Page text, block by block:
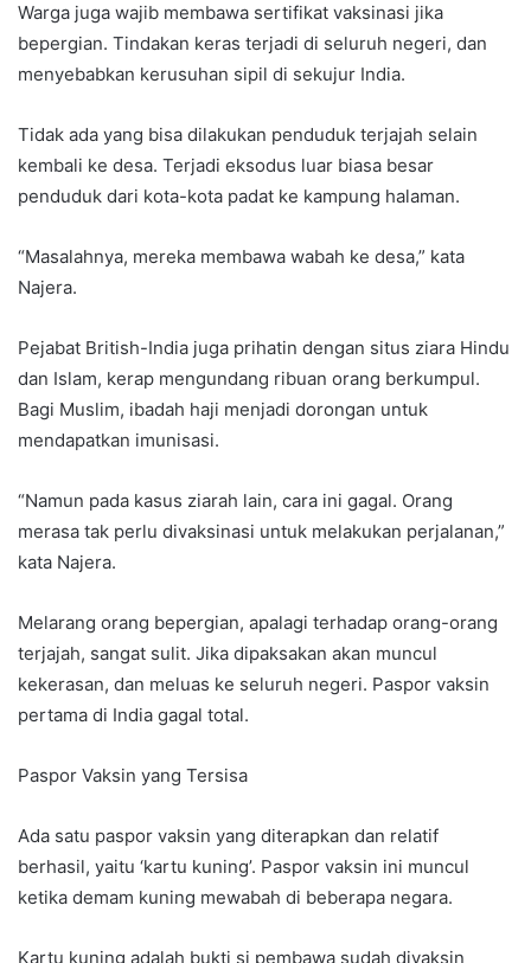
Warga juga wajib membawa sertifikat vaksinasi jika
bepergian. Tindakan keras terjadi di seluruh negeri, dan
menyebabkan kerusuhan sipil di sekujur India.
Tidak ada yang bisa dilakukan penduduk terjajah selain
kembali ke desa. Terjadi eksodus luar biasa besar
penduduk dari kota-kota padat ke kampung halaman.
“Masalahnya, mereka membawa wabah ke desa,” kata
Najera.
Pejabat British-India juga prihatin dengan situs ziara Hindu
dan Islam, kerap mengundang ribuan orang berkumpul.
Bagi Muslim, ibadah haji menjadi dorongan untuk
mendapatkan imunisasi.
“Namun pada kasus ziarah lain, cara ini gagal. Orang
merasa tak perlu divaksinasi untuk melakukan perjalanan,”
kata Najera.
Melarang orang bepergian, apalagi terhadap orang-orang
terjajah, sangat sulit. Jika dipaksakan akan muncul
kekerasan, dan meluas ke seluruh negeri. Paspor vaksin
pertama di India gagal total.
Paspor Vaksin yang Tersisa
Ada satu paspor vaksin yang diterapkan dan relatif
berhasil, yaitu ‘kartu kuning’. Paspor vaksin ini muncul
ketika demam kuning mewabah di beberapa negara.
Kartu kuning adalah bukti si pembawa sudah divaksin